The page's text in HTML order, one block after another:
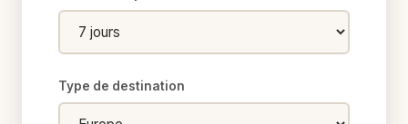
Type de destination